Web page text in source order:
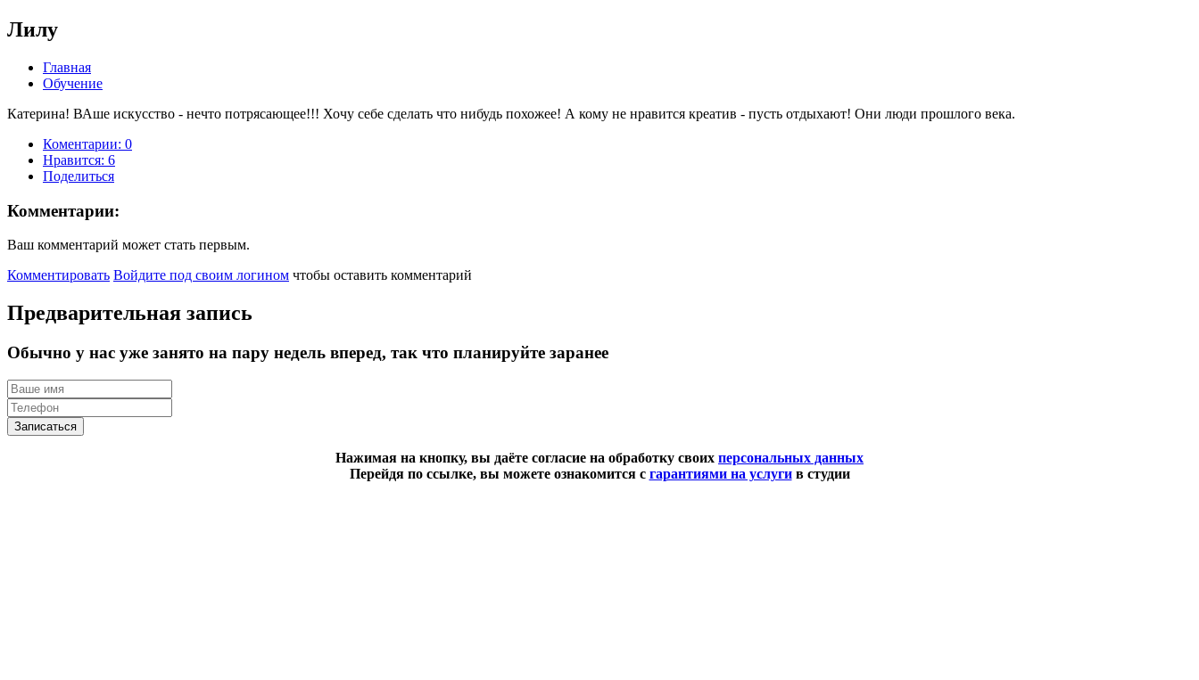
Лилу
Главная
Обучение
Катерина! ВАше искусство - нечто потрясающее!!! Хочу себе сделать что нибудь похожее! А кому не нравится креатив - пусть отдыхают! Они люди прошлого века.
Коментарии: 0
Нравится: 6
Поделиться
Комментарии:
Ваш комментарий может стать первым.
Комментировать Войдите под своим логином чтобы оставить комментарий
Предварительная запись
Обычно у нас уже занято на пару недель вперед, так что планируйте заранее
Записаться
Нажимая на кнопку, вы даёте согласие на обработку своих персональных данных
Перейдя по ссылке, вы можете ознакомится с гарантиями на услугив студии